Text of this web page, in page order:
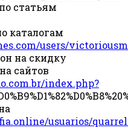
статьям
каталогам
users/
на скидку
сайтов
index.php?
usuarios/